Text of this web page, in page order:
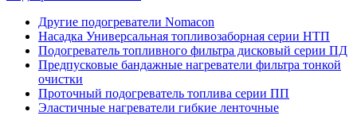
Другие подогреватели Nomacon
Насадка Универсальная топливозаборная серии НТП
Подогреватель топливного фильтра дисковый серии ПД
Предпусковые бандажные нагреватели фильтра тонкой
очистки
Проточный подогреватель топлива серии ПП
Эластичные нагреватели гибкие ленточные